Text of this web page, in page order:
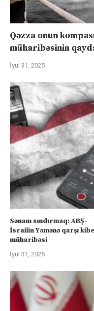
Qəzza onun
müharibəsinin
İyul 31, 2025
Sənanı sındırmaq: ABŞ-
İsrailin Yəmənə qarşı
müharibəsi
İyul 31, 2025